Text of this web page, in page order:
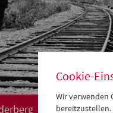
Cookie-
Wir verwenden
bereitzustellen.